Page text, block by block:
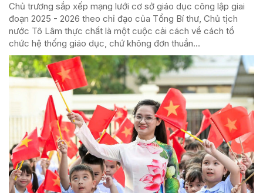
Chủ trương sắp xếp mạng lưới cơ sở giáo dục công lập giai
đoạn 2025 - 2026 theo chỉ đạo của Tổng Bí thư, Chủ tịch
nước Tô Lâm thực chất là một cuộc cải cách về cách tổ
chức hệ thống giáo dục, chứ không đơn thuần...